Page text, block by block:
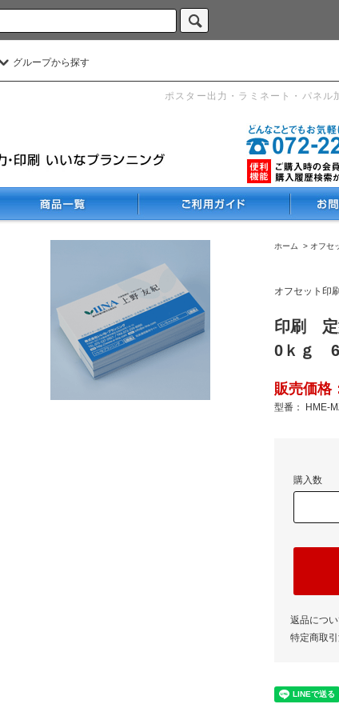
グループから探す
ポスター出力・ラミネート・パネ
ホーム > オフセ
オフセット印刷
印刷 定
0ｋｇ
販売価格
型番： HME-
購入数
返品につ
特定商取